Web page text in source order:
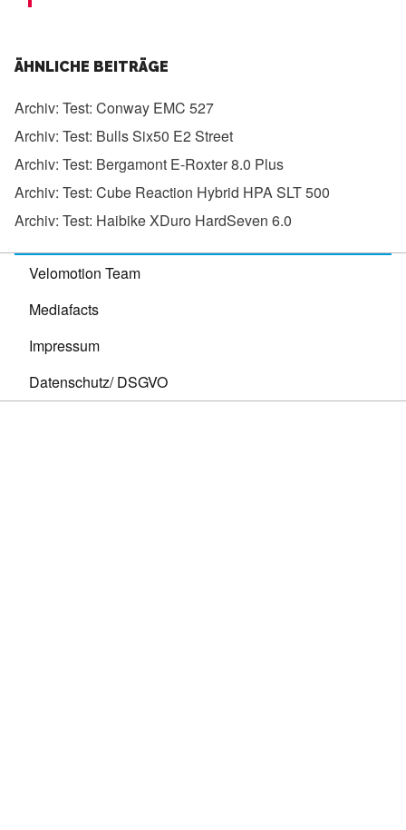
ÄHNLICHE BEITRÄGE
Archiv: Test: Conway EMC 527
Archiv: Test: Bulls Six50 E2 Street
Archiv: Test: Bergamont E-Roxter 8.0 Plus
Archiv: Test: Cube Reaction Hybrid HPA SLT 500
Archiv: Test: Haibike XDuro HardSeven 6.0
Velomotion Team
Mediafacts
Impressum
Datenschutz/ DSGVO